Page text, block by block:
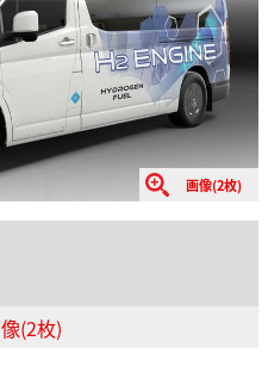
画像(2枚)
(2枚)